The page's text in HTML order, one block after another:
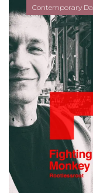
Contemporary